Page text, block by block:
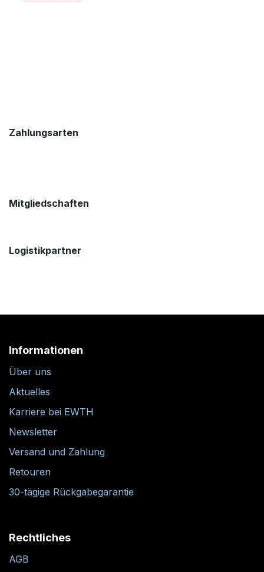
Zahlungsarten
Mitgliedschaften
Logistikpartner
Informationen
Über uns
Aktuelles
Karriere bei EWTH
Newsletter
Versand und Zahlung
Retouren
30-tägige Rückgabegarantie
Rechtliches
AGB